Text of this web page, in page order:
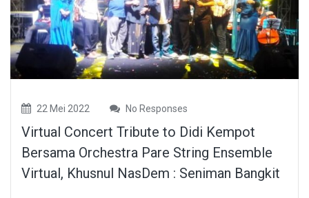
22 Mei 2022 No Responses
Virtual Concert Tribute to Didi Kempot
Bersama Orchestra Pare String Ensemble
Virtual, Khusnul NasDem : Seniman Bangkit